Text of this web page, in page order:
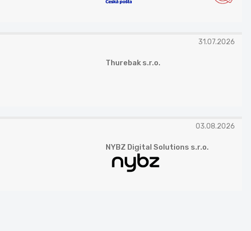
31.07.2026
Thurebak s.r.o.
03.08.2026
NYBZ Digital Solutions s.r.o.